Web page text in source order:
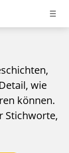
wie
können.
Stichworte,